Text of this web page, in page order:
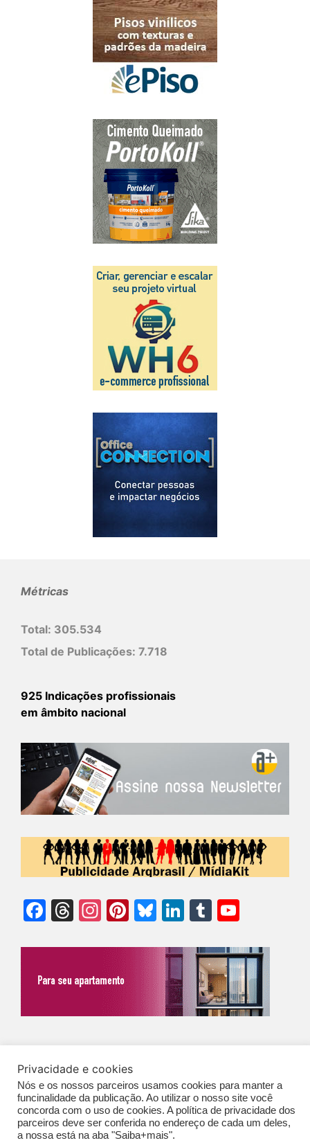
Métricas
Total: 305.534
Total de Publicações: 7.718
925 Indicações profissionais
em âmbito nacional
Facebook
Threads
Instagram
Pinterest
Bluesky
LinkedIn
Tumblr
Expediente|Contato|Newsletter
GERAIS DE PUBLICAÇÃO (CGP)
Privacidade e cookies
Nós e os nossos parceiros usamos cookies para manter a
funcinalidade da publicação. Ao utilizar o nosso site você
concorda com o uso de cookies. A política de privacidade dos
parceiros deve ser conferida no endereço de cada um deles,
a nossa está na aba "Saiba+mais".